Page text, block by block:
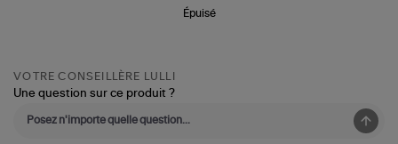
Épuisé
VOTRE CONSEILLÈRE LULLI
Une question sur ce produit ?